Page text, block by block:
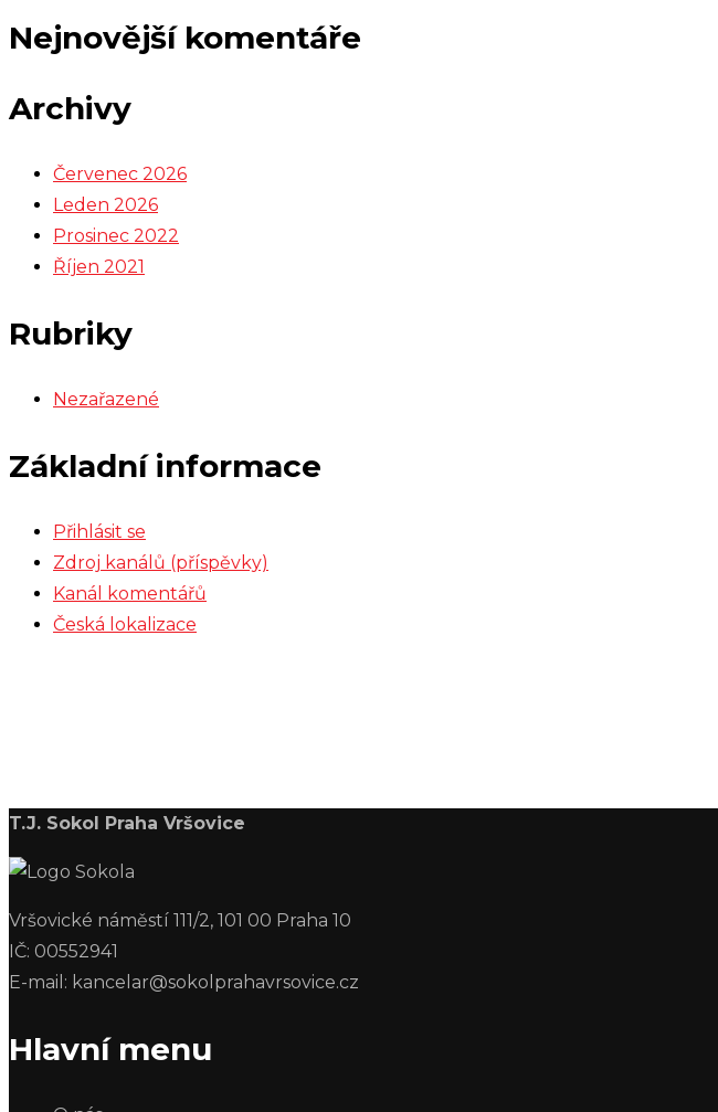
Nejnovější komentáře
Archivy
Červenec 2026
Leden 2026
Prosinec 2022
Říjen 2021
Rubriky
Nezařazené
Základní informace
Přihlásit se
Zdroj kanálů (příspěvky)
Kanál komentářů
Česká lokalizace
T.J. Sokol Praha Vršovice
Vršovické náměstí 111/2, 101 00 Praha 10
IČ: 00552941
E-mail: kancelar@sokolprahavrsovice.cz
Hlavní menu